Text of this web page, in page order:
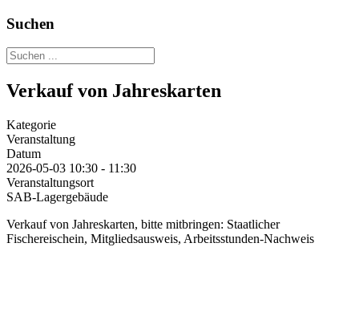
Suchen
Verkauf von Jahreskarten
Kategorie
Veranstaltung
Datum
2026-05-03 10:30 - 11:30
Veranstaltungsort
SAB-Lagergebäude
Verkauf von Jahreskarten, bitte mitbringen: Staatlicher
Fischereischein, Mitgliedsausweis, Arbeitsstunden-Nachweis